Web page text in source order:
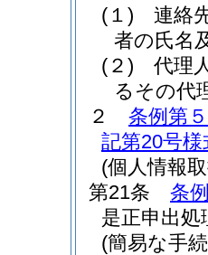
(１)
連絡
者の氏名
(２)
代理
るその代
２
条例第
記第20号様
(個人情報
第21条
条
是正申出処
(簡易な手